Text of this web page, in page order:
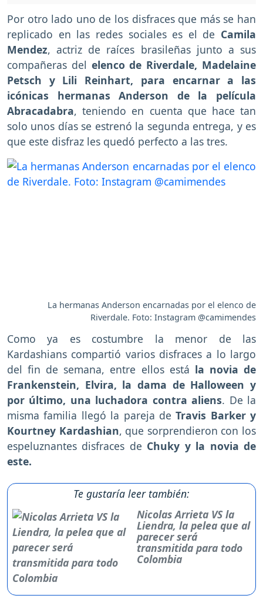
Por otro lado uno de los disfraces que más se han
replicado en las redes sociales es el de Camila
Mendez, actriz de raíces brasileñas junto a sus
compañeras del elenco de Riverdale, Madelaine
Petsch y Lili Reinhart, para encarnar a las
icónicas hermanas Anderson de la película
Abracadabra, teniendo en cuenta que hace tan
solo unos días se estrenó la segunda entrega, y es
que este disfraz les quedó perfecto a las tres.
La hermanas Anderson encarnadas por el elenco de
Riverdale. Foto: Instagram @camimendes
Como ya es costumbre la menor de las
Kardashians compartió varios disfraces a lo largo
del fin de semana, entre ellos está la novia de
Frankenstein, Elvira, la dama de Halloween y
por último, una luchadora contra aliens. De la
misma familia llegó la pareja deTravis Barker y
Kourtney Kardashian, que sorprendieron con los
espeluznantes disfraces de Chuky y la novia de
este.
Te gustaría leer también:
Nicolas Arrieta VS la
Liendra, la pelea que al
parecer será
transmitida para todo
Colombia